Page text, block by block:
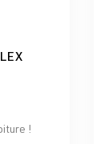
étoiles
!